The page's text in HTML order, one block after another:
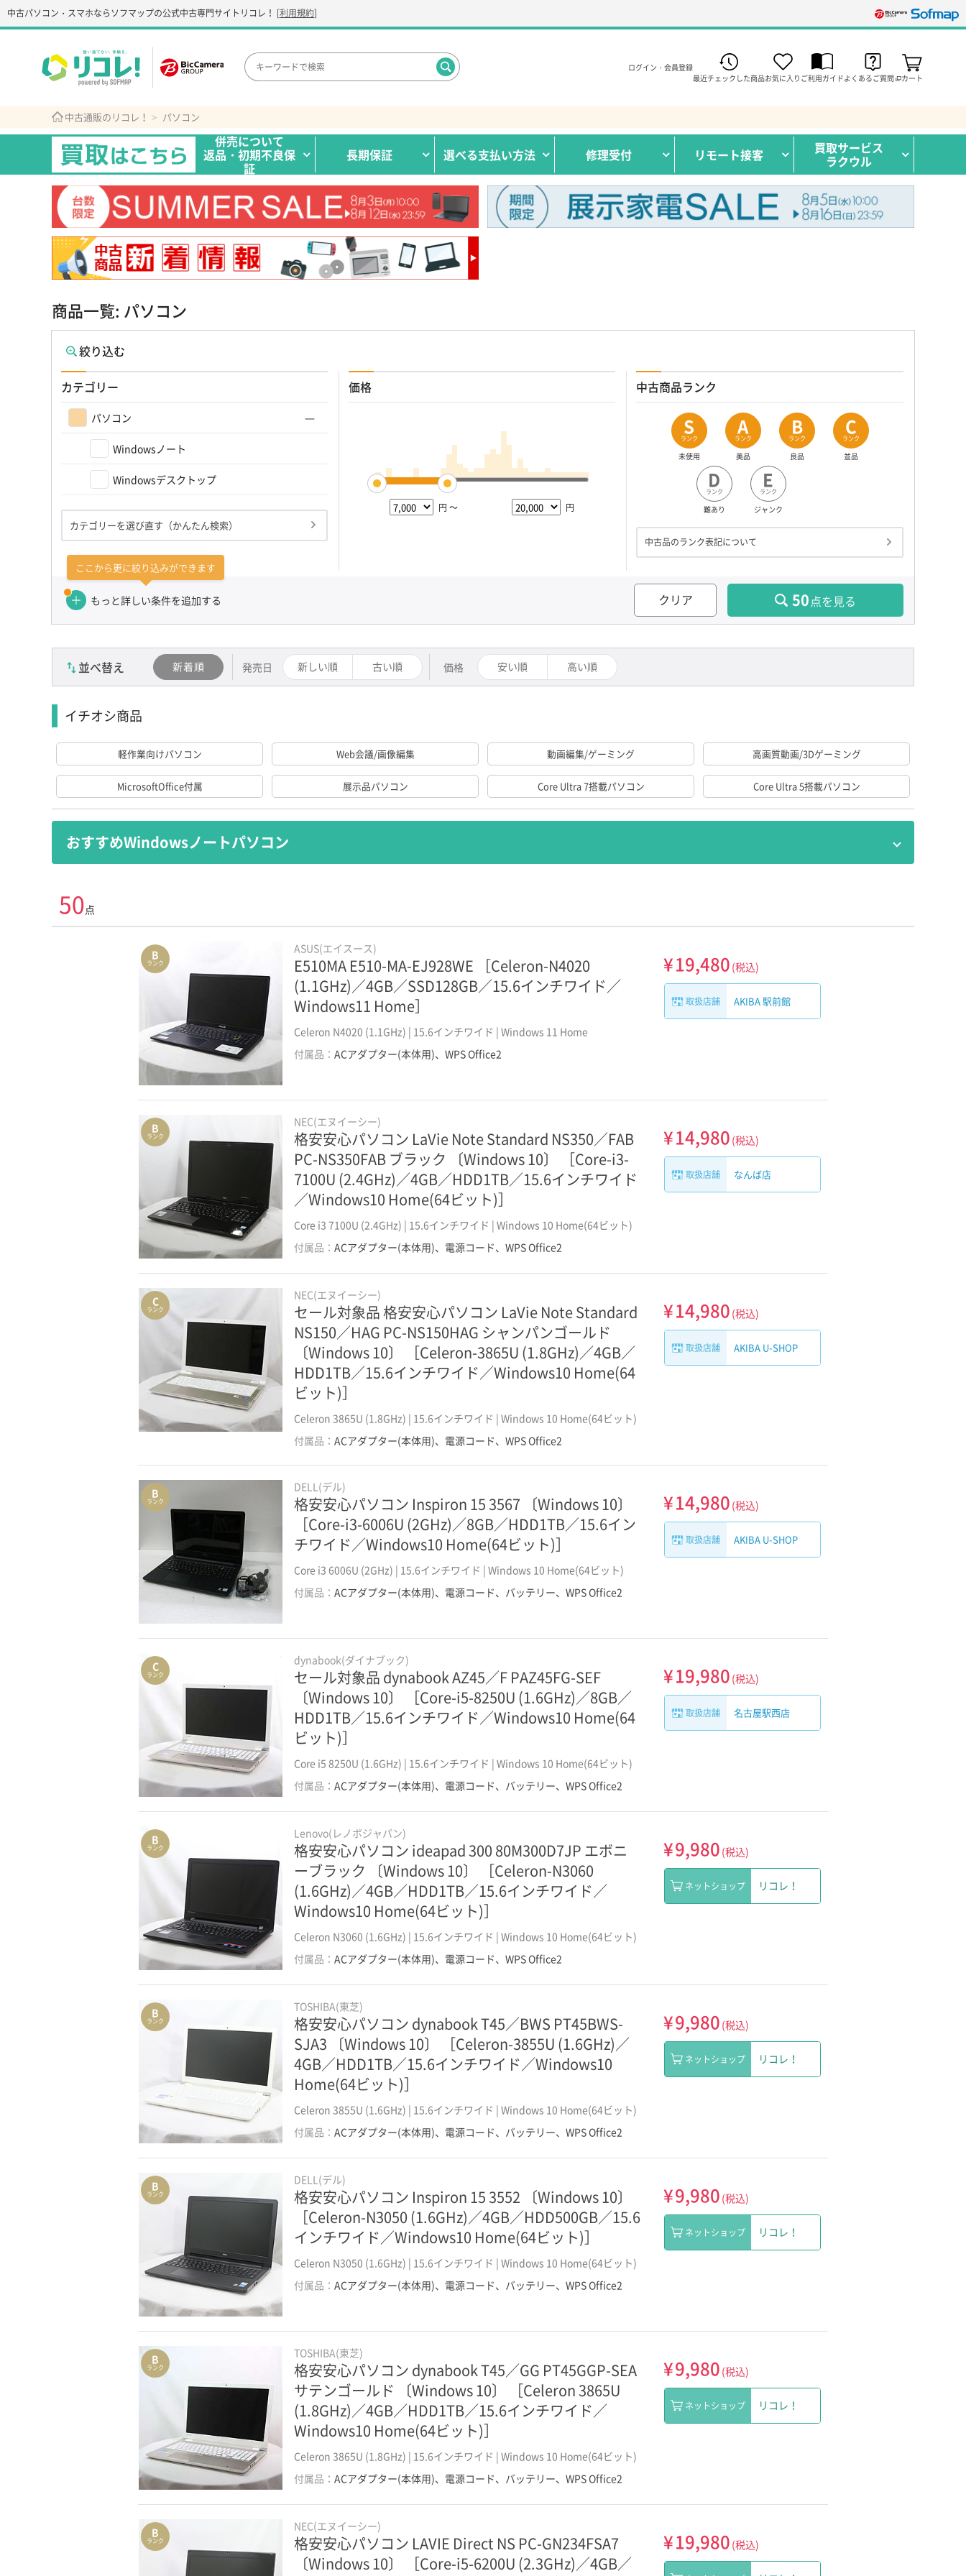
中古パソコン・スマホならソフマップの公式中古専門サイト リコレ！ [利用規約]
ログイン・会員登録
最近チェックした商品お気に入り ご利用ガイドよくあるご質問 カート
中古通販のリコレ！ パソコン
併売について
返品・初期不良保
証
長期保証 選べる支払い方法 修理受付 リモート接客 買取サービス
ラクウル
商品一覧: パソコン
絞り込む
カテゴリー
パソコン
Windowsノート
Windowsデスクトップ
カテゴリーを選び直す（かんたん検索）
価格
円 ～ 円
中古商品ランク
S
ランク
未使用
A
ランク
美品
B
ランク
良品
C
ランク
並品
D
ランク
難あり
E
ランク
ジャンク
中古品のランク表記について
ここから更に絞り込みができます
もっと詳しい条件を追加する クリア 50点を見る
並べ替え 新着順 発売日 新しい順 古い順 価格 安い順 高い順
イチオシ商品
軽作業向けパソコン Web会議/画像編集 動画編集/ゲーミング 高画質動画/3Dゲーミング
MicrosoftOffice付属 展示品パソコン Core Ultra 7搭載パソコン Core Ultra 5搭載パソコン
おすすめWindowsノートパソコン
Panasonic Surface
第10世代Core-i5搭載 第11世代Core-i5搭載 第12世代Core-i5搭載
第10世代Core-i7搭載 第11世代Core-i7搭載
条件・機能で選ぶ
MicrosoftOffice付属 格安パソコン(保証付き) Win11＆15インチ Win11＆13インチ
Win11＆Core-i7 Win11＆Core-i3
ゲーミングノート ゲーミングデスク
2万円以下の13インチ 5万円以下の13インチ 8万円以下の13インチ 10万円以下の13インチ
2万円以下の15インチ 5万円以下の15インチ 8万円以下の15インチ 10万円以下の15インチ
50点
B
ランク
ASUS(エイスース)
E510MA E510-MA-EJ928WE ［Celeron-N4020
(1.1GHz)／4GB／SSD128GB／15.6インチワイド／
Windows11 Home］
Celeron N4020 (1.1GHz) | 15.6インチワイド | Windows 11 Home
付属品：ACアダプター(本体用)、WPS Office2
¥19,480 (税込)
取扱店舗 AKIBA 駅前館
B
ランク
NEC(エヌイーシー)
格安安心パソコン LaVie Note Standard NS350／FAB
PC-NS350FAB ブラック 〔Windows 10〕 ［Core-i3-
7100U (2.4GHz)／4GB／HDD1TB／15.6インチワイド
／Windows10 Home(64ビット)］
Core i3 7100U (2.4GHz) | 15.6インチワイド | Windows 10 Home(64ビット)
付属品：ACアダプター(本体用)、電源コード、WPS Office2
¥14,980 (税込)
取扱店舗 なんば店
C
ランク
NEC(エヌイーシー)
セール対象品 格安安心パソコン LaVie Note Standard
NS150／HAG PC-NS150HAG シャンパンゴールド
〔Windows 10〕 ［Celeron-3865U (1.8GHz)／4GB／
HDD1TB／15.6インチワイド／Windows10 Home(64
ビット)］
Celeron 3865U (1.8GHz) | 15.6インチワイド | Windows 10 Home(64ビット)
付属品：ACアダプター(本体用)、電源コード、WPS Office2
¥14,980 (税込)
取扱店舗 AKIBA U-SHOP
B
ランク
DELL(デル)
格安安心パソコン Inspiron 15 3567 〔Windows 10〕
［Core-i3-6006U (2GHz)／8GB／HDD1TB／15.6イン
チワイド／Windows10 Home(64ビット)］
Core i3 6006U (2GHz) | 15.6インチワイド | Windows 10 Home(64ビット)
付属品：ACアダプター(本体用)、電源コード、バッテリー、WPS Office2
¥14,980 (税込)
取扱店舗 AKIBA U-SHOP
C
ランク
dynabook(ダイナブック)
セール対象品 dynabook AZ45／F PAZ45FG-SEF
〔Windows 10〕 ［Core-i5-8250U (1.6GHz)／8GB／
HDD1TB／15.6インチワイド／Windows10 Home(64
ビット)］
Core i5 8250U (1.6GHz) | 15.6インチワイド | Windows 10 Home(64ビット)
付属品：ACアダプター(本体用)、電源コード、バッテリー、WPS Office2
¥19,980 (税込)
取扱店舗 名古屋駅西店
B
ランク
Lenovo(レノボジャパン)
格安安心パソコン ideapad 300 80M300D7JP エボニ
ーブラック 〔Windows 10〕 ［Celeron-N3060
(1.6GHz)／4GB／HDD1TB／15.6インチワイド／
Windows10 Home(64ビット)］
Celeron N3060 (1.6GHz) | 15.6インチワイド | Windows 10 Home(64ビット)
付属品：ACアダプター(本体用)、電源コード、WPS Office2
¥9,980 (税込)
ネットショップ リコレ！
B
ランク
TOSHIBA(東芝)
格安安心パソコン dynabook T45／BWS PT45BWS-
SJA3 〔Windows 10〕 ［Celeron-3855U (1.6GHz)／
4GB／HDD1TB／15.6インチワイド／Windows10
Home(64ビット)］
Celeron 3855U (1.6GHz) | 15.6インチワイド | Windows 10 Home(64ビット)
付属品：ACアダプター(本体用)、電源コード、バッテリー、WPS Office2
¥9,980 (税込)
ネットショップ リコレ！
B
ランク
DELL(デル)
格安安心パソコン Inspiron 15 3552 〔Windows 10〕
［Celeron-N3050 (1.6GHz)／4GB／HDD500GB／15.6
インチワイド／Windows10 Home(64ビット)］
Celeron N3050 (1.6GHz) | 15.6インチワイド | Windows 10 Home(64ビット)
付属品：ACアダプター(本体用)、電源コード、バッテリー、WPS Office2
¥9,980 (税込)
ネットショップ リコレ！
B
ランク
TOSHIBA(東芝)
格安安心パソコン dynabook T45／GG PT45GGP-SEA
サテンゴールド 〔Windows 10〕 ［Celeron 3865U
(1.8GHz)／4GB／HDD1TB／15.6インチワイド／
Windows10 Home(64ビット)］
Celeron 3865U (1.8GHz) | 15.6インチワイド | Windows 10 Home(64ビット)
付属品：ACアダプター(本体用)、電源コード、バッテリー、WPS Office2
¥9,980 (税込)
ネットショップ リコレ！
B
ランク
NEC(エヌイーシー)
格安安心パソコン LAVIE Direct NS PC-GN234FSA7
〔Windows 10〕 ［Core-i5-6200U (2.3GHz)／4GB／
¥19,980 (税込)